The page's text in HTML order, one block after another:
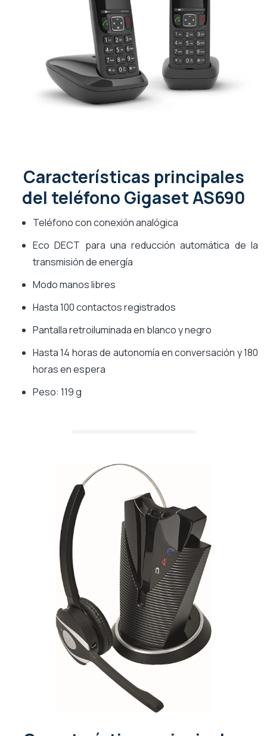
Características principales
del teléfono Gigaset AS690
Teléfono con conexión analógica
Eco DECT para una reducción automática de la
transmisión de energía
Modo manos libres
Hasta 100 contactos registrados
Pantalla retroiluminada en blanco y negro
Hasta 14 horas de autonomía en conversación y 180
horas en espera
Peso: 119 g